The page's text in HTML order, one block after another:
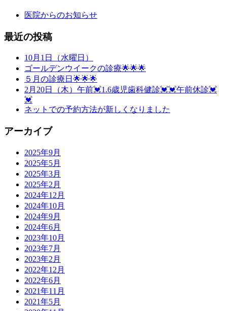
医院からのお知らせ
最近の投稿
10月1日（水曜日）
ゴールデンウイークの診療🌟🌟🌟
５月の診療日🌟🌟🌟
2月20日（木）午前💓1.6歳児歯科健診💓💓午前休診💓
💓
ネットでの予約方法が新しくなりました
アーカイブ
2025年9月
2025年5月
2025年3月
2025年2月
2024年12月
2024年10月
2024年9月
2024年6月
2023年10月
2023年7月
2023年2月
2022年12月
2022年6月
2021年11月
2021年5月